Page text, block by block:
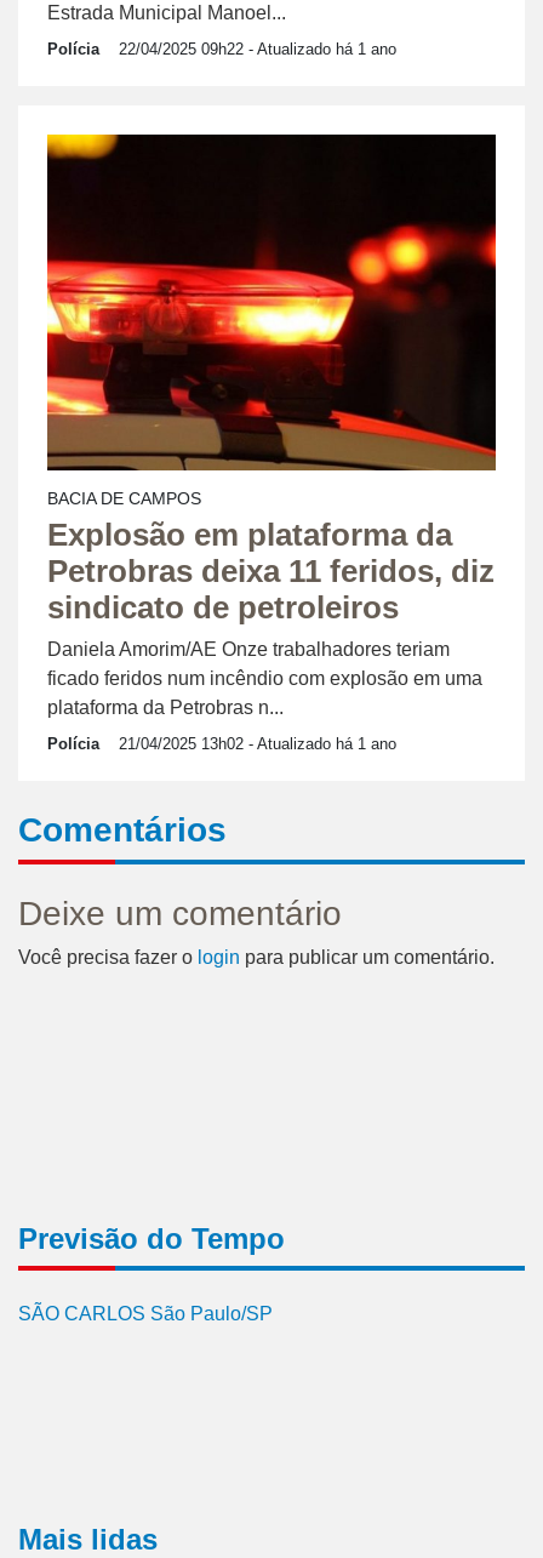
Estrada Municipal Manoel...
Polícia 22/04/2025 09h22 - Atualizado há 1 ano
BACIA DE CAMPOS
Explosão em plataforma da
Petrobras deixa 11 feridos, diz
sindicato de petroleiros
Daniela Amorim/AE Onze trabalhadores teriam
ficado feridos num incêndio com explosão em uma
plataforma da Petrobras n...
Polícia 21/04/2025 13h02 - Atualizado há 1 ano
Comentários
Deixe um comentário
Você precisa fazer o login para publicar um comentário.
Previsão do Tempo
SÃO CARLOS São Paulo/SP
Mais lidas